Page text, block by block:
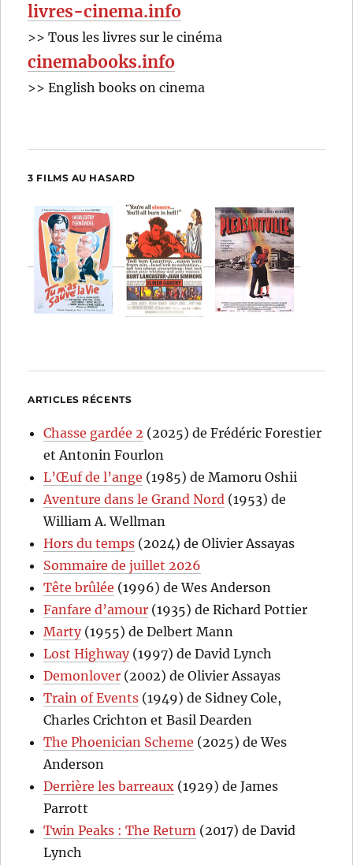
livres-cinema.info
>> Tous les livres sur le cinéma
cinemabooks.info
>> English books on cinema
3 FILMS AU HASARD
ARTICLES RÉCENTS
Chasse gardée 2 (2025) de Frédéric Forestier
et Antonin Fourlon
L’Œuf de l’ange (1985) de Mamoru Oshii
Aventure dans le Grand Nord (1953) de
William A. Wellman
Hors du temps (2024) de Olivier Assayas
Sommaire de juillet 2026
Tête brûlée (1996) de Wes Anderson
Fanfare d’amour (1935) de Richard Pottier
Marty(1955) de Delbert Mann
Lost Highway(1997) de David Lynch
Demonlover (2002) de Olivier Assayas
Train of Events (1949) de Sidney Cole,
Charles Crichton et Basil Dearden
The Phoenician Scheme (2025) de Wes
Anderson
Derrière les barreaux (1929) de James
Parrott
Twin Peaks : The Return (2017) de David
Lynch